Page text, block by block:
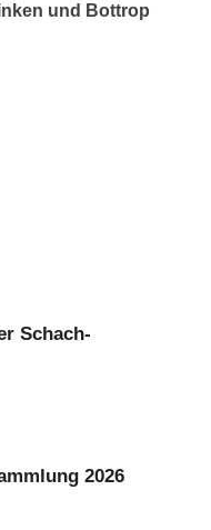
und Bottrop
Schach-
2026